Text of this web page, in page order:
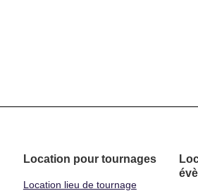
Location pour tournages
Location lieu de tournage